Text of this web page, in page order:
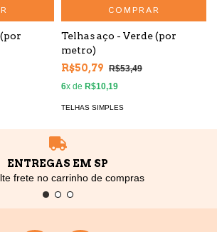
COMPRAR
Telhas aço - Verde (por
metro)
R$50,79 R$53,49
6x de R$10,19
TELHAS SIMPLES
ENTREGAS EM SP
frete no carrinho de compras